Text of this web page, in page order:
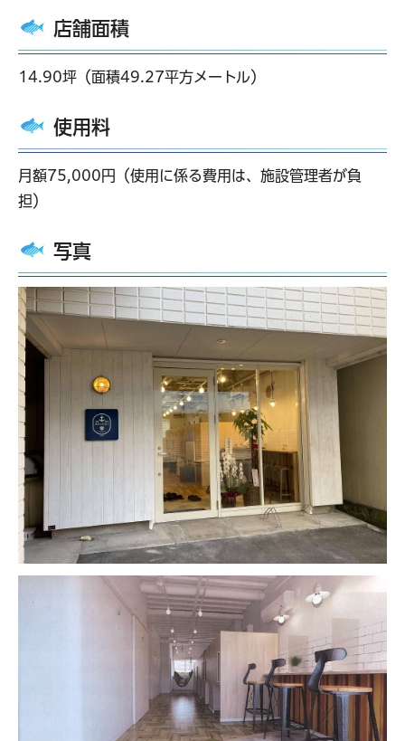
店舗面積
14.90坪（面積49.27平方メートル）
使用料
月額75,000円（使用に係る費用は、施設管理者が負
担）
写真